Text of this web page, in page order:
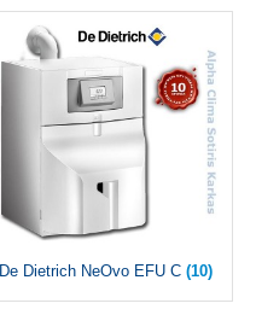
De Dietrich NeOvo EFU C (10)